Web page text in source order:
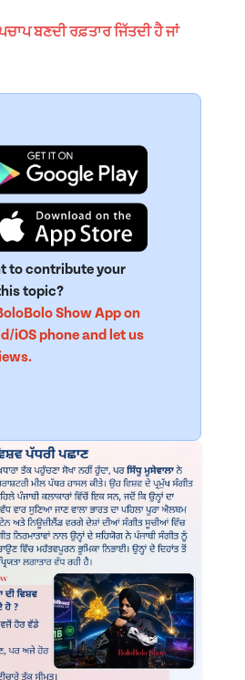
ਬਣਦੀ ਰਫ਼ਤਾਰ ਜਿੱਤਦੀ ਹੈ ਜਾਂ
to contribute your
topic?
Show App on
iOS phone and let us